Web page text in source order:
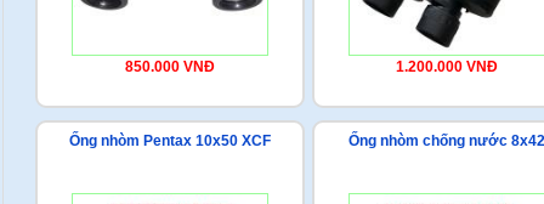
850.000 VNĐ 1.200.000 VNĐ
Ống nhòm Pentax 10x50 XCF Ống nhòm chống nước 8x42